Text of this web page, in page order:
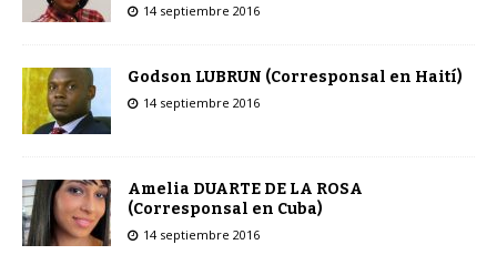
14 septiembre 2016
Godson LUBRUN (Corresponsal en Haití)
14 septiembre 2016
Amelia DUARTE DE LA ROSA
(Corresponsal en Cuba)
14 septiembre 2016